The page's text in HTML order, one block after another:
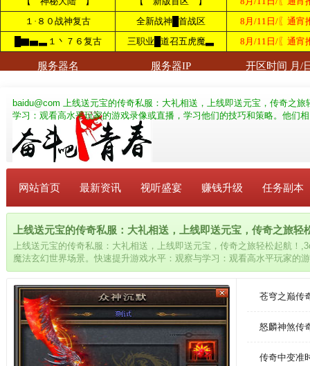
baidu@com 上线送元宝的传奇私服：大礼相送，上线即送元宝，传奇之
学习：观看高水平玩家的游戏录像或直播，学习他们的技巧和策略。他们
网站首页 最新资讯 视听盛宴 赚钱升级 任务副本
上线送元宝的传奇私服：大礼相送，上线即送元宝，传奇之旅
上线送元宝的传奇私服：大礼相送，上线即送元宝，传奇之旅轻松起航！
魔法玄幻世界场景。快速提升游戏水平：观察与学习：观看高水平玩家的
略。他们相比战士没那么吃装备，而且前期单体BOSS也是没那么大压力
苍穹之巅传
怒麟神煞传
传奇中变准